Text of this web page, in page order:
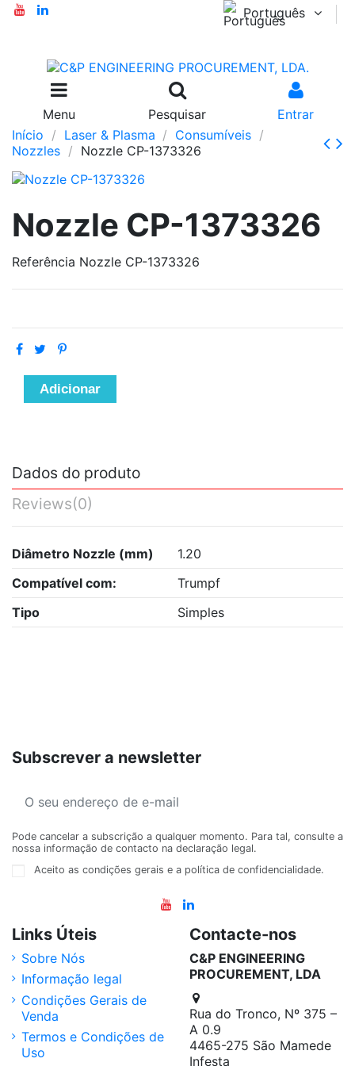
Português
Menu Pesquisar
Entrar
Início
Laser & Plasma
Consumíveis
Nozzles
Nozzle CP-1373326
Nozzle CP-1373326
Referência Nozzle CP-1373326
Adicionar
Dados do produto
Reviews(0)
Diâmetro Nozzle (mm)
1.20
Compatível com:
Trumpf
Tipo
Simples
Subscrever a newsletter
Pode cancelar a subscrição a qualquer momento. Para tal, consulte a
nossa informação de contacto na declaração legal.
Aceito as condições gerais e a política de confidencialidade.
Links Úteis
Sobre Nós
Informação legal
Condições Gerais de
Venda
Termos e Condições de
Uso
Contacte-nos
C&P ENGINEERING
PROCUREMENT, LDA
Rua do Tronco, Nº 375 –
A 0.9
4465-275 São Mamede
Infesta